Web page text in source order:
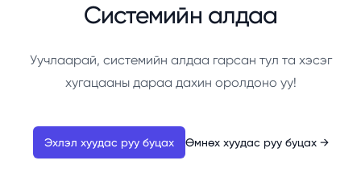
Системийн алдаа
Уучлаарай, системийн алдаа гарсан тул та хэсэг
хугацааны дараа дахин оролдоно уу!
Эхлэл хуудас руу буцах Өмнөх хуудас руу буцах →